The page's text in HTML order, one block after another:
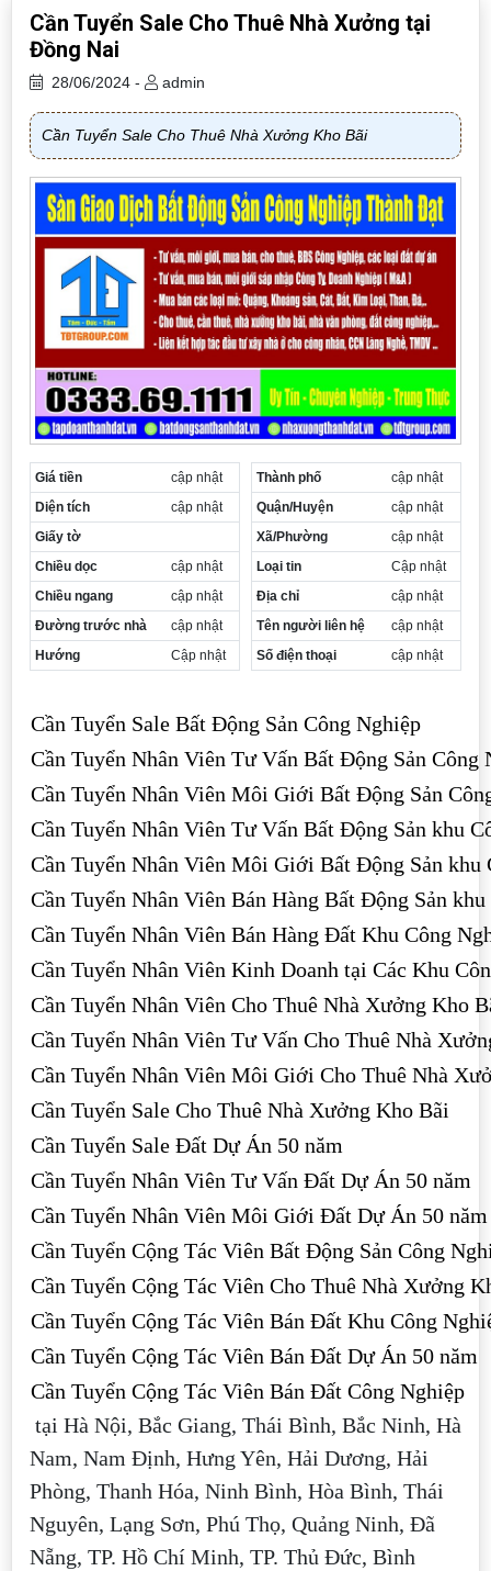
Cần thuê MBKD tại Phường Hà Đông
Cần thuê MBKD tại Phường Hoàng Mai
Cần thuê MBKD tại Phường Ô Chợ Dừa
Cần thuê MBKD tại Phường Yên Hòa
Cần thuê MBKD tại Phường Phương Liệt
Cần thuê MBKD tại Phường Khương Đình
Cần thuê MBKD tại Phường Yên Sở
Cần thuê MBKD tại Phường Hoàng Liệt
Cần thuê MBKD tại Phường Định Công
Cần thuê MBKD tại Phường Tương Mai
Cần thuê MBKD tại Phường Vĩnh Hưng
Cần thuê MBKD tại Phường Lĩnh Nam
Cần thuê MBKD tại Phường Hồng Hà
Cần thuê MBKD tại Phường Láng
Cần thuê MBKD tại Phường Văn Miếu
Cần thuê MBKD tại Phường Kim Liên
Cần thuê MBKD tại Phường Bạch Mai
Cần thuê MBKD tại Phường Vĩnh Tuy
Cần Tuyển Sale Cho Thuê Nhà Xưởng tại
Đồng Nai
28/06/2024 - admin
Cần Tuyển Sale Cho Thuê Nhà Xưởng Kho Bãi
Giá tiền
cập nhật
Diện tích
cập nhật
Giấy tờ
Chiều dọc
cập nhật
Chiều ngang
cập nhật
Đường trước nhà
cập nhật
Hướng
Cập nhật
Thành phố
cập nhật
Quận/Huyện
cập nhật
Xã/Phường
cập nhật
Loại tin
Cập nhật
Địa chỉ
cập nhật
Tên người liên hệ
cập nhật
Số điện thoại
cập nhật
Cần Tuyển Sale Bất Động Sản Công Nghiệp
Cần Tuyển Nhân Viên Tư Vấn Bất Động Sản Công
Cần Tuyển Nhân Viên Môi Giới Bất Động Sản
Cần Tuyển Nhân Viên Tư Vấn Bất Động Sản khu
Cần Tuyển Nhân Viên Môi Giới Bất Động Sản khu
Cần Tuyển Nhân Viên Bán Hàng Bất Động Sản
Cần Tuyển Nhân Viên Bán Hàng Đất Khu Công
Cần Tuyển Nhân Viên Kinh Doanh tại Các Khu
Cần Tuyển Nhân Viên Cho Thuê Nhà Xưởng Kho
Cần Tuyển Nhân Viên Tư Vấn Cho Thuê Nhà
Cần Tuyển Nhân Viên Môi Giới Cho Thuê Nhà
Cần Tuyển Sale Cho Thuê Nhà Xưởng Kho Bãi
Cần Tuyển Sale Đất Dự Án 50 năm
Cần Tuyển Nhân Viên Tư Vấn Đất Dự Án 50 năm
Cần Tuyển Nhân Viên Môi Giới Đất Dự Án 50 năm
Cần Tuyển Cộng Tác Viên Bất Động Sản Công
Cần Tuyển Cộng Tác Viên Cho Thuê Nhà Xưởng
Cần Tuyển Cộng Tác Viên Bán Đất Khu Công
Cần Tuyển Cộng Tác Viên Bán Đất Dự Án 50 năm
Cần Tuyển Cộng Tác Viên Bán Đất Công Nghiệp
tại Hà Nội, Bắc Giang, Thái Bình, Bắc Ninh, Hà
Nam, Nam Định, Hưng Yên, Hải Dương, Hải
Phòng, Thanh Hóa, Ninh Bình, Hòa Bình, Thái
Nguyên, Lạng Sơn, Phú Thọ, Quảng Ninh, Đã
Nẵng, TP. Hồ Chí Minh, TP. Thủ Đức, Bình